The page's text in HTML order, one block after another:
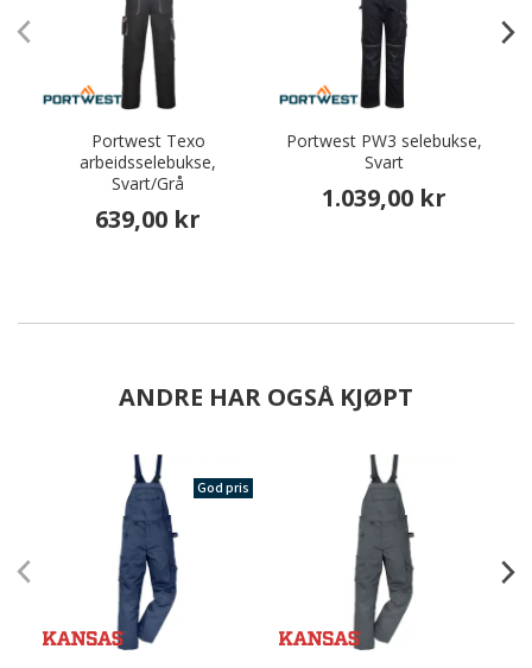
Portwest Texo
arbeidsselebukse,
Svart/Grå
639,00 kr
Portwest PW3 selebukse,
Svart
1.039,00 kr
ANDRE HAR OGSÅ KJØPT
God pris